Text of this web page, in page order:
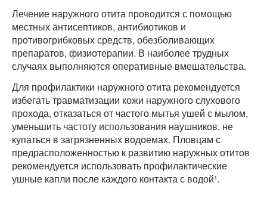
Лечение наружного отита проводится с помощью
местных антисептиков, антибиотиков и
противогрибковых средств, обезболивающих
препаратов, физиотерапии. В наиболее трудных
случаях выполняются оперативные вмешательства.
Для профилактики наружного отита рекомендуется
избегать травматизации кожи наружного слухового
прохода, отказаться от частого мытья ушей с мылом,
уменьшить частоту использования наушников, не
купаться в загрязненных водоемах. Пловцам с
предрасположенностью к развитию наружных отитов
рекомендуется использовать профилактические
ушные капли после каждого контакта с водой¹.